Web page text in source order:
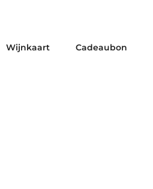
Wijnkaart Cadeaubon